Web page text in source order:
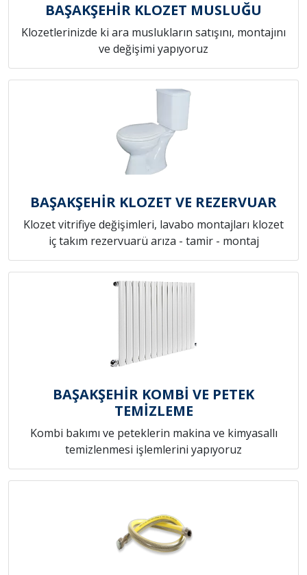
BAŞAKŞEHİR KLOZET MUSLUĞU
Klozetlerinizde ki ara muslukların satışını, montajını
ve değişimi yapıyoruz
BAŞAKŞEHİR KLOZET VE REZERVUAR
Klozet vitrifiye değişimleri, lavabo montajları klozet
iç takım rezervuarü arıza - tamir - montaj
BAŞAKŞEHİR KOMBİ VE PETEK
TEMİZLEME
Kombi bakımı ve peteklerin makina ve kimyasallı
temizlenmesi işlemlerini yapıyoruz